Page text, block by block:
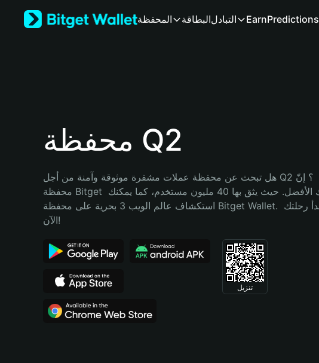
Bahasa Indonesia
Português (Brasil)
المحفظة البطاقةالتبادل EarnPredictions
محفظة Q2
هل تبحث عن محفظة عملات مشفرة موثوقة وآمنة من أجل Q2؟ إنّ
محفظة Bitget خيارك الأفضل. حيث يثق بها 40 مليون مستخدم، كما يمكنك
استكشاف عالم الويب 3 بحرية على محفظة Bitget Wallet. ابدأ رحلتك
الآن!
تنزيل